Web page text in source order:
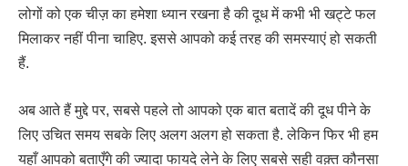
लोगों को एक चीज़ का हमेशा ध्यान रखना है की दूध में कभी भी खट्टे फल
मिलाकर नहीं पीना चाहिए. इससे आपको कई तरह की समस्याएं हो सकती
हैं.
अब आते हैं मुद्दे पर, सबसे पहले तो आपको एक बात बतादें की दूध पीने के
लिए उचित समय सबके लिए अलग अलग हो सकता है. लेकिन फिर भी हम
यहाँ आपको बताएँगे की ज्यादा फायदे लेने के लिए सबसे सही वक़्त कौनसा